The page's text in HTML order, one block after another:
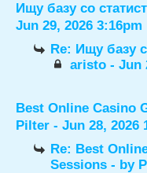
Ищу базу со
Jun 29, 2026 3:16pm
Re: Ищу базу
aristo- Jun
Best Online Casino
Pilter - Jun 28, 2026
Re: Best
Sessions - by